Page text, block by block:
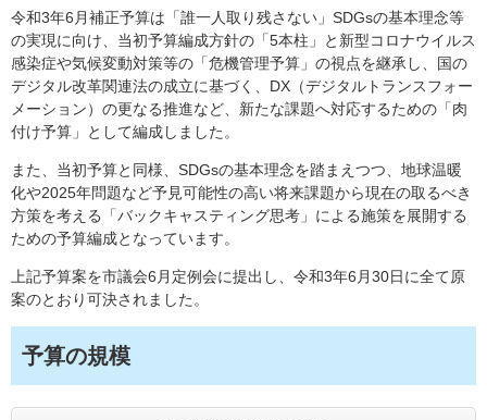
令和3年6月補正予算は「誰一人取り残さない」SDGsの基本理念等
の実現に向け、当初予算編成方針の「5本柱」と新型コロナウイルス
感染症や気候変動対策等の「危機管理予算」の視点を継承し、国の
デジタル改革関連法の成立に基づく、DX（デジタルトランスフォー
メーション）の更なる推進など、新たな課題へ対応するための「肉
付け予算」として編成しました。
また、当初予算と同様、SDGsの基本理念を踏まえつつ、地球温暖
化や2025年問題など予見可能性の高い将来課題から現在の取るべき
方策を考える「バックキャスティング思考」による施策を展開する
ための予算編成となっています。
上記予算案を市議会6月定例会に提出し、令和3年6月30日に全て原
案のとおり可決されました。
予算の規模